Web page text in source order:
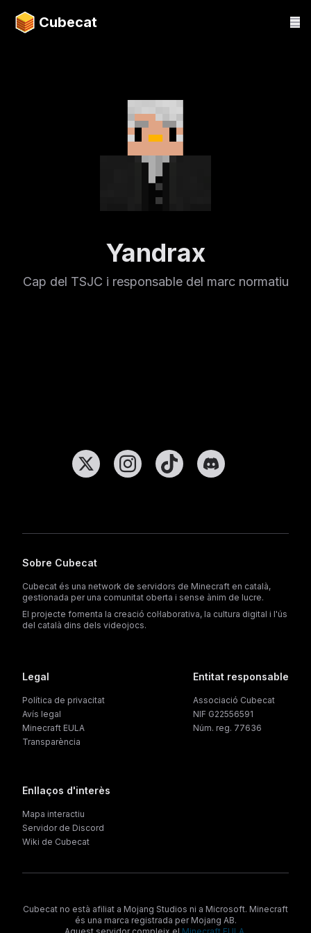
Cubecat
Yandrax
Cap del TSJC i responsable del marc normatiu
Sobre Cubecat
Cubecat és una network de servidors de Minecraft en català,
gestionada per una comunitat oberta i sense ànim de lucre.
El projecte fomenta la creació col·laborativa, la cultura digital i l'ús
del català dins dels videojocs.
Legal
Política de privacitat
Avís legal
Minecraft EULA
Transparència
Entitat responsable
Associació Cubecat
NIF G22556591
Núm. reg. 77636
Enllaços d'interès
Mapa interactiu
Servidor de Discord
Wiki de Cubecat
Cubecat no està afiliat a Mojang Studios ni a Microsoft. Minecraft
és una marca registrada per Mojang AB.